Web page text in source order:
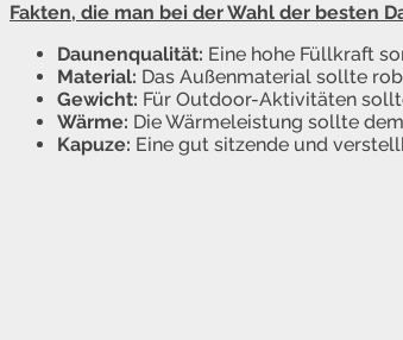
Fakten, die man bei der Wahl der besten
Daunenqualität: Eine hohe Füllkraft
Material: Das Außenmaterial sollte
Gewicht: Für Outdoor-Aktivitäten
Wärme: Die Wärmeleistung sollte
Kapuze: Eine gut sitzende und